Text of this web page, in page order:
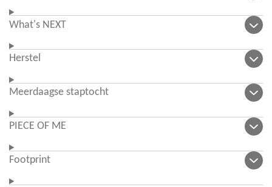
What's NEXT
Herstel
Meerdaagse staptocht
PIECE OF ME
Footprint